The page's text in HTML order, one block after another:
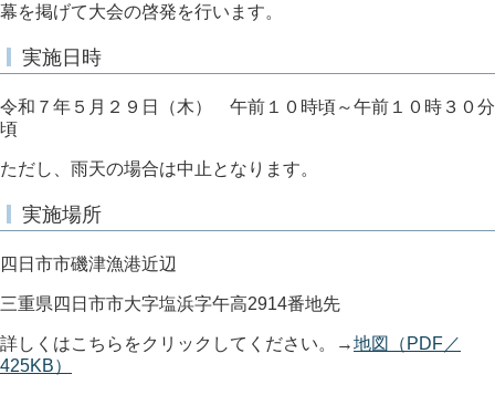
幕を掲げて大会の啓発を行います。
実施日時
令和７年５月２９日（木） 午前１０時頃～午前１０時３０分
頃
ただし、雨天の場合は中止となります。
実施場所
四日市市磯津漁港近辺
三重県四日市市大字塩浜字午高2914番地先
詳しくはこちらをクリックしてください。→地図（PDF／
425KB）